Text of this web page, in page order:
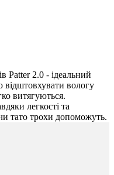
Patter 2.0 - ідеальний
відштовхувати вологу
витягуються.
легкості та
тато трохи допоможуть.